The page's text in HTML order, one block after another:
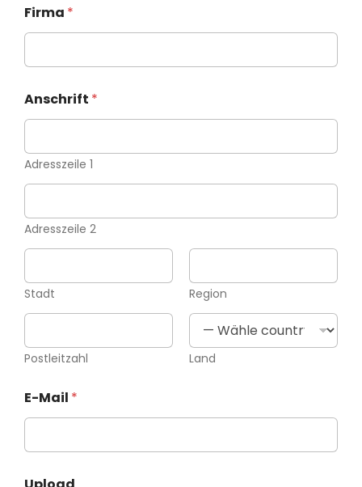
Firma *
Anschrift *
Adresszeile 1
Adresszeile 2
Stadt Region
Postleitzahl Land
E-Mail *